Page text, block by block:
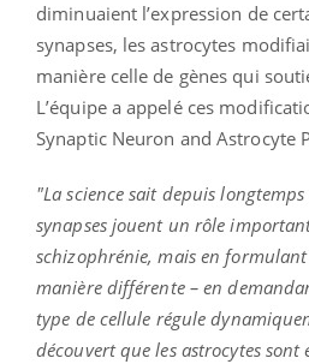
diminuaient l’expression de
synapses, les astrocytes
manière celle de gènes qui
L’équipe a appelé ces
Synaptic Neuron and Astrocyte
"La science sait depuis
synapses jouent un rôle
schizophrénie, mais en
manière différente – en
type de cellule régule
découvert que les astrocytes sont